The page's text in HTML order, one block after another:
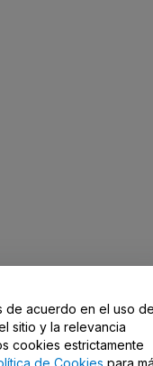
de acuerdo en el uso
sitio y la relevancia
cookies estrictamente
de Cookies para